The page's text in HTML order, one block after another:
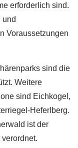
erforderlich sind.
und
Voraussetzungen
sind die
Weitere
sind Eichkogel,
Heferlberg.
ist der